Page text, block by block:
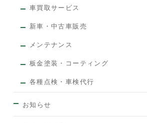
車買取サービス
新車・中古車販売
メンテナンス
板金塗装・コーティング
各種点検・車検代行
お知らせ